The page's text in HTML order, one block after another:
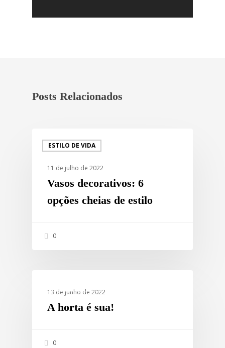
Posts Relacionados
ESTILO DE VIDA
11 de julho de 2022
Vasos decorativos: 6
opções cheias de estilo
0
13 de junho de 2022
A horta é sua!
0